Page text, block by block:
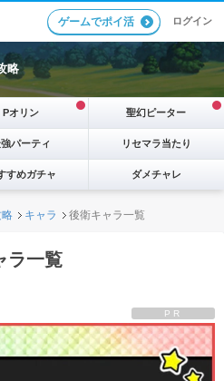
ゲームでポイ活 ログイン
略
Pオリン 聖幻ピーター
パーティ リセマラ当たり
すめガチャ ダメチャレ
略 キャラ 後衛キャラ一覧
ラ一覧
PR